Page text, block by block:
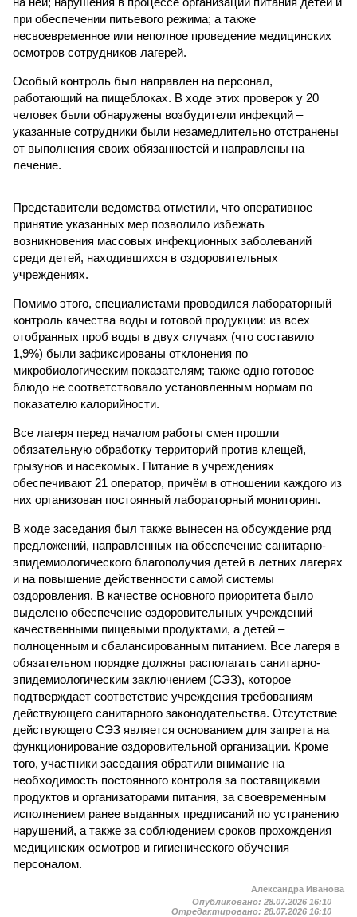
при обеспечении питьевого режима; а также
несвоевременное или неполное проведение медицинских
осмотров сотрудников лагерей.
Особый контроль был направлен на персонал,
работающий на пищеблоках. В ходе этих проверок у 20
человек были обнаружены возбудители инфекций –
указанные сотрудники были незамедлительно отстранены
от выполнения своих обязанностей и направлены на
лечение.
Представители ведомства отметили, что оперативное
принятие указанных мер позволило избежать
возникновения массовых инфекционных заболеваний
среди детей, находившихся в оздоровительных
учреждениях.
Помимо этого, специалистами проводился лабораторный
контроль качества воды и готовой продукции: из всех
отобранных проб воды в двух случаях (что составило
1,9%) были зафиксированы отклонения по
микробиологическим показателям; также одно готовое
блюдо не соответствовало установленным нормам по
показателю калорийности.
Все лагеря перед началом работы смен прошли
обязательную обработку территорий против клещей,
грызунов и насекомых. Питание в учреждениях
обеспечивают 21 оператор, причём в отношении каждого из
них организован постоянный лабораторный мониторинг.
В ходе заседания был также вынесен на обсуждение ряд
предложений, направленных на обеспечение санитарно-
эпидемиологического благополучия детей в летних лагерях
и на повышение действенности самой системы
оздоровления. В качестве основного приоритета было
выделено обеспечение оздоровительных учреждений
качественными пищевыми продуктами, а детей –
полноценным и сбалансированным питанием. Все лагеря в
обязательном порядке должны располагать санитарно-
эпидемиологическим заключением (СЭЗ), которое
подтверждает соответствие учреждения требованиям
действующего санитарного законодательства. Отсутствие
действующего СЭЗ является основанием для запрета на
функционирование оздоровительной организации. Кроме
того, участники заседания обратили внимание на
необходимость постоянного контроля за поставщиками
продуктов и организаторами питания, за своевременным
исполнением ранее выданных предписаний по устранению
нарушений, а также за соблюдением сроков прохождения
медицинских осмотров и гигиенического обучения
персоналом.
Александра Иванова
Опубликовано: 28.07.2026 16:10
Отредактировано: 28.07.2026 16:10